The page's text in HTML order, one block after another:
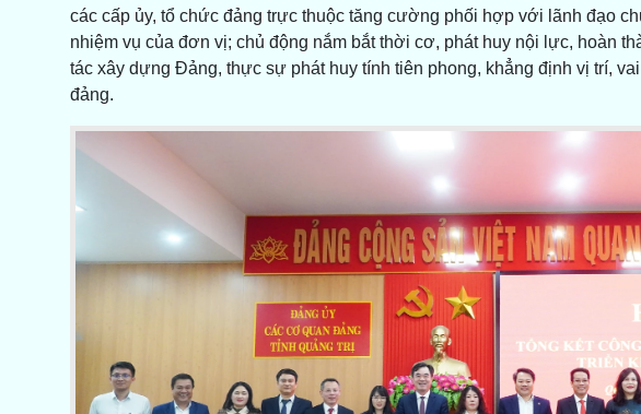
các cấp ủy, tổ chức đảng trực thuộc tăng cường phối hợp với lãnh đạo
nhiệm vụ của đơn vị; chủ động nắm bắt thời cơ, phát huy nội lực, hoàn
tác xây dựng Đảng, thực sự phát huy tính tiên phong, khẳng định vị trí,
đảng.